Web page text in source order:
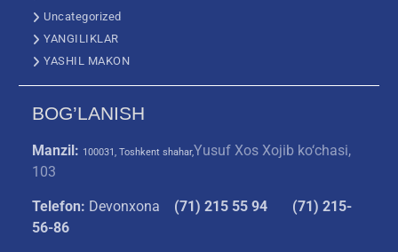
Uncategorized
YANGILIKLAR
YASHIL MAKON
BOG’LANISH
Manzil: 100031, Toshkent shahar,Yusuf Xos Xojib ko‘chasi,
103
Telefon: Devonxona (71) 215 55 94
(71) 215-
56-86